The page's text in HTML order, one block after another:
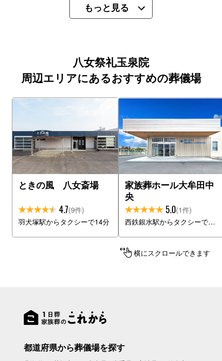
もっと見る
八女祭礼玉泉院
周辺エリアにあるおすすめの葬儀場
ときの風 八女斎場
4.7(9件)
羽犬塚駅からタクシーで14分
家族葬ホール大牟田中
央
5.0(1件)
西鉄銀水駅からタクシーで6分
横にスクロールできます
都道府県から葬儀場を探す